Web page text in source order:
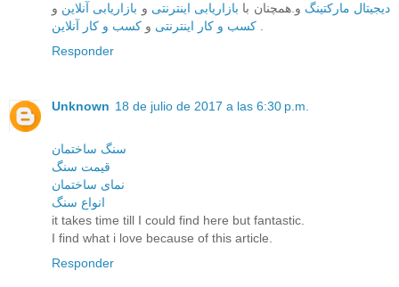
ديجيتال مارکتينگ و.همچنان با بازاریابی اینترنتی و بازاریابی آنلاین و
کسب و کار اینترنتی و کسب و کار آنلاین
.
Responder
Unknown 18 de julio de 2017 a las 6:30 p.m.
سنگ ساختمان
قیمت سنگ
نمای ساختمان
انواع سنگ
it takes time till I could find here but fantastic.
I find what i love because of this article.
Responder